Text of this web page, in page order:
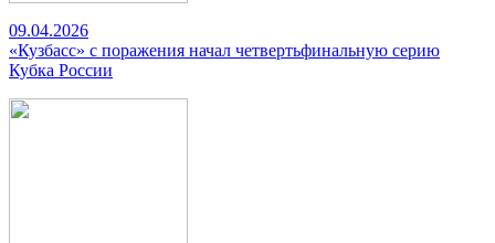
09.04.2026
«Кузбасс» с поражения начал четвертьфинальную серию
Кубка России